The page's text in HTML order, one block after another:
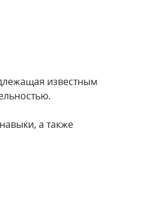
известным
а также